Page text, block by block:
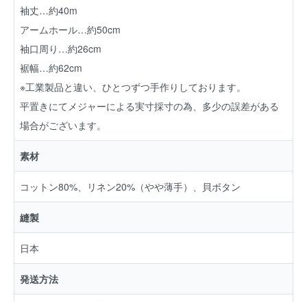
袖丈…約40m
アームホール…約50cm
袖口周り…約26cm
裾幅…約62cm
※工業製品と違い、ひとつずつ手作りしております。
平置きにてメジャーによる実寸採寸の為、多少の誤差がある
場合がございます。
素材
コットン80%、リネン20%（やや薄手）、貝ボタン
縫製
日本
発送方法